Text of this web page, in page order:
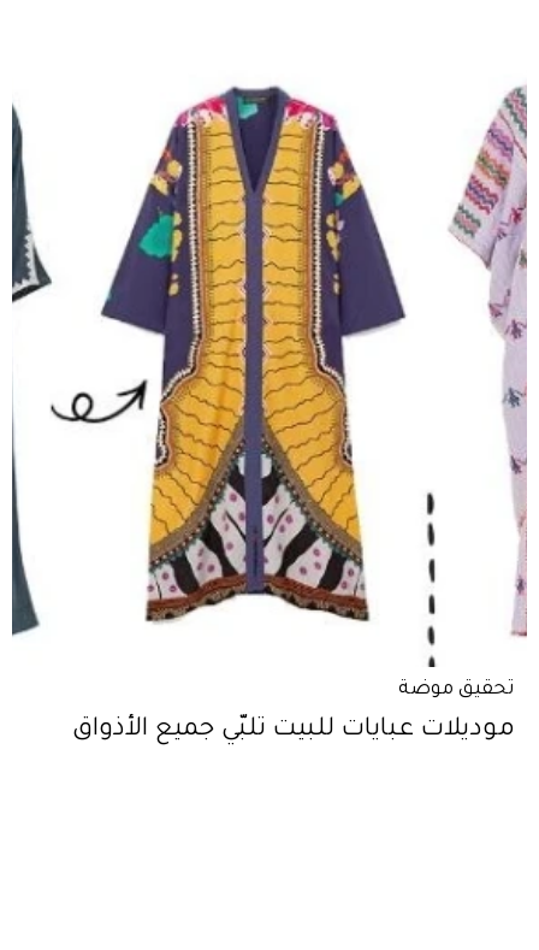
تحقيق موضة
موديلات عبايات للبيت تلبّي جميع الأذواق